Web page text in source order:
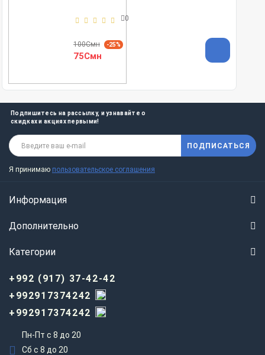
0
100Смн -25%
75Смн
Подпишитесь на рассылку, и узнавайте о
скидках и акциях первыми!
ПОДПИСАТЬСЯ
Я принимаю пользовательское соглашения
Информация
Дополнительно
Категории
+992 (917) 37-42-42
+992917374242
+992917374242
Пн-Пт с 8 до 20
Сб с 8 до 20